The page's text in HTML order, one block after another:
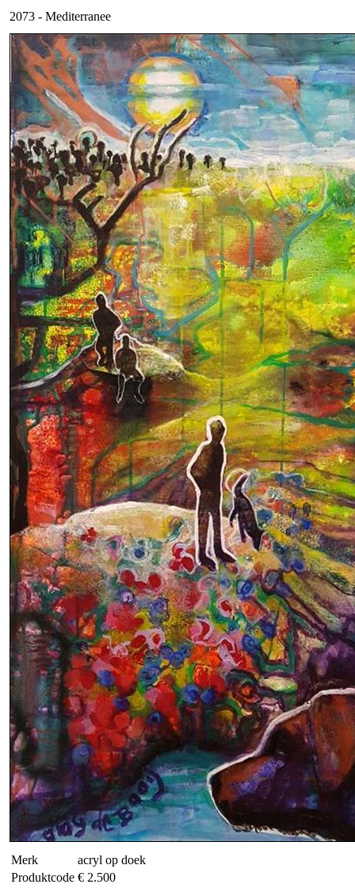
2073 - Mediterranee
Merk
acryl op doek
Produktcode € 2.500